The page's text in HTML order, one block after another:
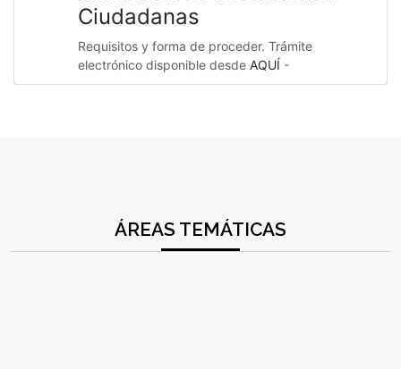
Ciudadanas
Requisitos y forma de proceder. Trámite
electrónico disponible desde AQUÍ -
ÁREAS TEMÁTICAS